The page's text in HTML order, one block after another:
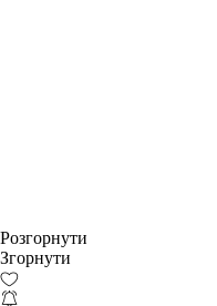
Розгорнути
Згорнути